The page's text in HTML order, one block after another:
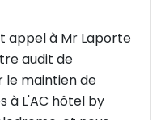
appel à Mr Laporte
audit de
le maintien de
à L'AC hôtel by